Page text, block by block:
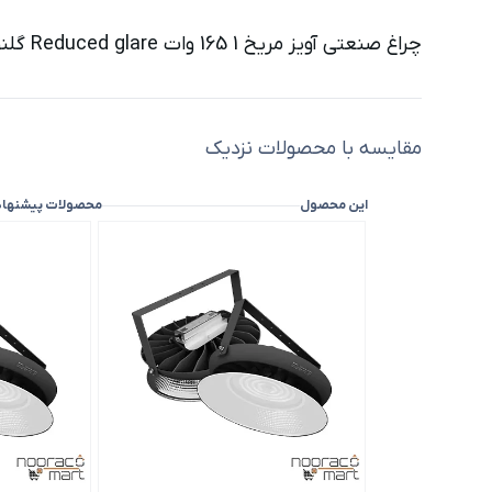
چراغ صنعتی آویز مریخ 1 165 وات Reduced glare گلنور ، یکی از بهترین و جدیدترین نمونه چراغ صنعتی برند گلنور است که در سایت نوراکومارت عرضه شده است.
مقایسه با محصولات نزدیک
این محصول محصولات